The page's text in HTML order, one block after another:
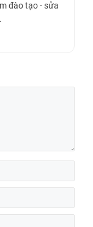
đào tạo - sửa